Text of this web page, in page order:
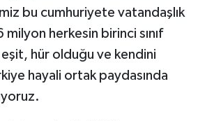
bu cumhuriyete vatandaşlık
milyon herkesin birinci sınıf
hür olduğu ve kendini
hayali ortak paydasında